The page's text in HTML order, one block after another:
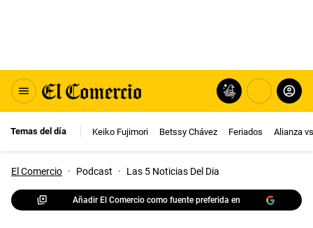
Temas del día Keiko Fujimori Betssy Chávez Feriados Alianza
El Comercio · Podcast · Las 5 Noticias Del Dia
Añadir El Comercio como fuente preferida en